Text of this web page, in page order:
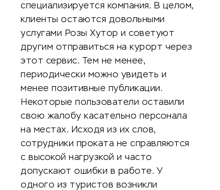
специализируется компания. В целом,
клиенты остаются довольными
услугами Розы Хутор и советуют
другим отправиться на курорт через
этот сервис. Тем не менее,
периодически можно увидеть и
менее позитивные публикации.
Некоторые пользователи оставили
свою жалобу касательно персонала
на местах. Исходя из их слов,
сотрудники проката не справляются
с высокой нагрузкой и часто
допускают ошибки в работе. У
одного из туристов возникли